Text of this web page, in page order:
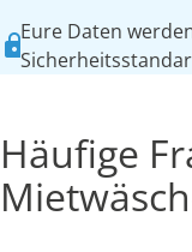
Eure Daten
Häufige